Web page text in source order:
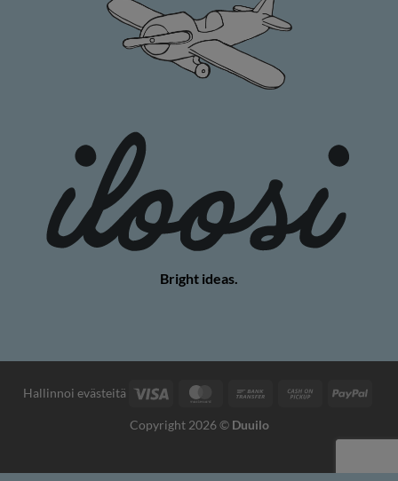
Bright ideas.
Hallinnoi evästeitä Visa MasterCardBank
Cash
Copyright 2026 © Duuilo